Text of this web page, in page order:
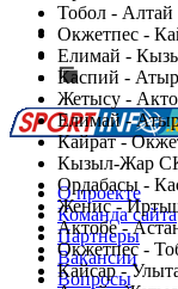
Тобол - Алтай
Окжетпес -
Елимай -
Каспий -
Жетысу -
Елимай -
Кайрат -
Кызыл-Жар
Ордабасы -
Женис -
Актобе -
Окжетпес -
Кайсар -
Есть идея?
Сообщить
Перейти на
О проекте
Команда сайта
Партнеры
Вакансии
Вопросы